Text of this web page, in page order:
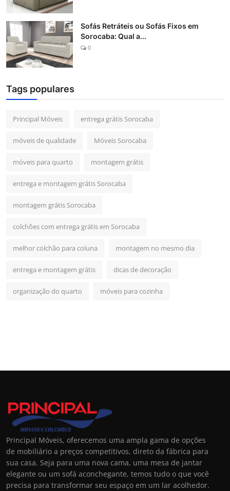
Sofás Retráteis ou Sofás Fixos em
Sorocaba: Qual a...
0
Tags populares
Principal Móveis entrega grátis Sorocaba
móveis de qualidade Móveis Sorocaba
móveis para quarto montagem grátis
entrega e montagem grátis Sorocaba
montagem grátis Sorocaba
colchões com entrega grátis em Sorocaba
melhor colchão para coluna montagem no mesmo dia
entrega e montagem grátis dicas de decoração
organização do quarto móveis para cozinha
Principal Móveis, oferecemos uma ampla gama de opções
de mobiliário a preços competitivos, direto da fábrica para
sua casa. Seja para uma nova cama, uma mesa de jantar
elegante ou um sofá aconchegante, temos tudo o que você
precisa para transformar seu espaço em um lar acolhedor.